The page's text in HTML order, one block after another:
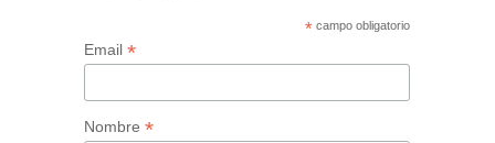
*campo obligatorio
Email *
Nombre *